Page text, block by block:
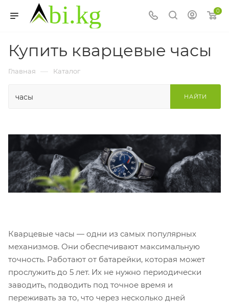
0
Купить кварцевые часы
Главная — Каталог
НАЙТИ
Кварцевые часы — одни из самых популярных
механизмов. Они обеспечивают максимальную
точность. Работают от батарейки, которая может
прослужить до 5 лет. Их не нужно периодически
заводить, подводить под точное время и
переживать за то, что через несколько дней